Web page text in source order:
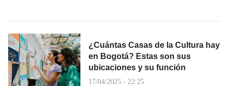
¿Cuántas Casas de la Cultura hay
en Bogotá? Estas son sus
ubicaciones y su función
17/04/2025 - 22:25